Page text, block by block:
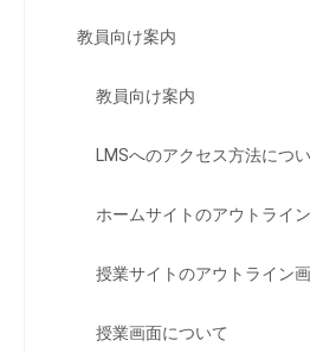
教員向け案内
教員向け案内
LMSへのアクセス方法につ
ホームサイトのアウトライ
授業サイトのアウトライン
授業画面について